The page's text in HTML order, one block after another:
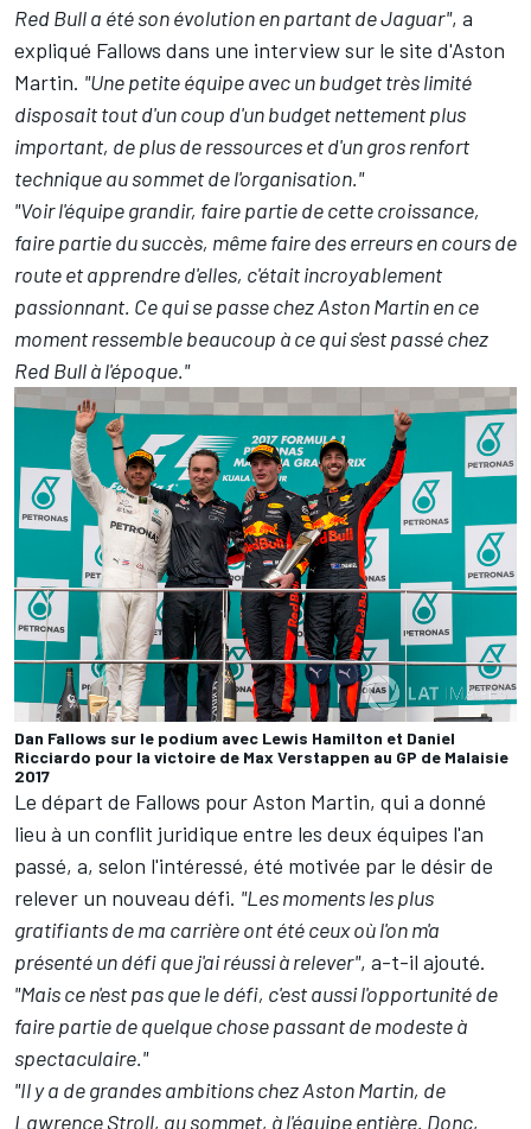
Red Bull a été son évolution en partant de Jaguar", a
expliqué Fallows dans une interview sur le site d'Aston
Martin. "Une petite équipe avec un budget très limité
disposait tout d'un coup d'un budget nettement plus
important, de plus de ressources et d'un gros renfort
technique au sommet de l'organisation."
"Voir l'équipe grandir, faire partie de cette croissance,
faire partie du succès, même faire des erreurs en cours de
route et apprendre d'elles, c'était incroyablement
passionnant. Ce qui se passe chez Aston Martin en ce
moment ressemble beaucoup à ce qui s'est passé chez
Red Bull à l'époque."
Dan Fallows sur le podium avec Lewis Hamilton et Daniel
Ricciardo pour la victoire de Max Verstappen au GP de Malaisie
2017
Le départ de Fallows pour Aston Martin, qui a donné
lieu à un conflit juridique entre les deux équipes l'an
passé, a, selon l'intéressé, été motivée par le désir de
relever un nouveau défi. "Les moments les plus
gratifiants de ma carrière ont été ceux où l'on m'a
présenté un défi que j'ai réussi à relever", a-t-il ajouté.
"Mais ce n'est pas que le défi, c'est aussi l'opportunité de
faire partie de quelque chose passant de modeste à
spectaculaire."
"Il y a de grandes ambitions chez Aston Martin, de
Lawrence Stroll, au sommet, à l'équipe entière. Donc,